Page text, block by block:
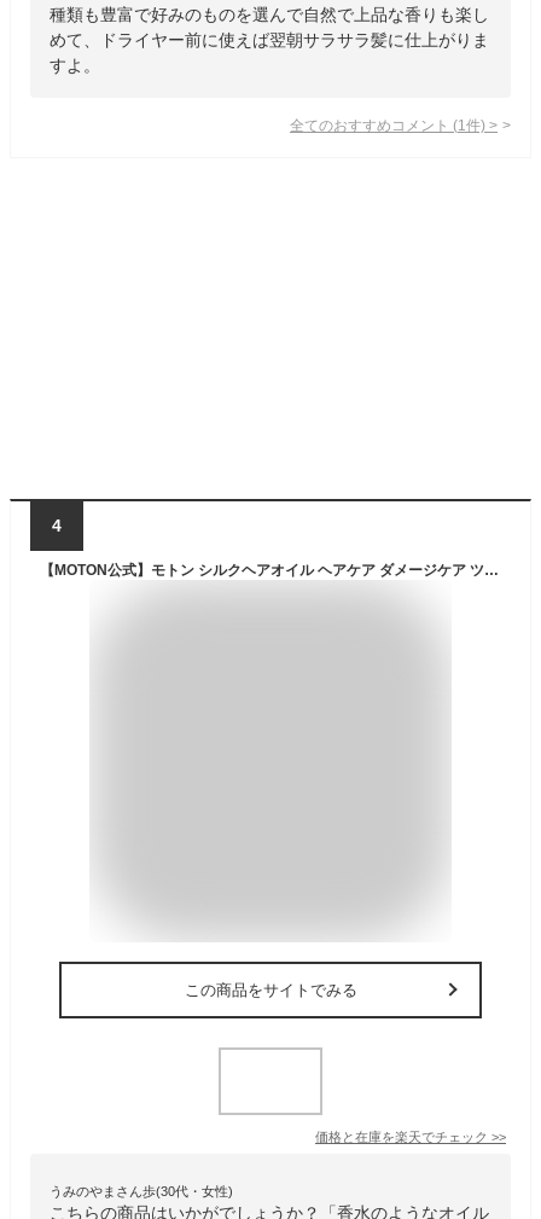
種類も豊富で好みのものを選んで自然で上品な香りも楽し
めて、ドライヤー前に使えば翌朝サラサラ髪に仕上がりま
すよ。
全てのおすすめコメント (1 件) >
4
【MOTON公式】モトン シルクヘアオイル ヘアケア ダメージケア ツヤ髪 ベタつかない うるおい 保湿 しっとり韓国コスメ 香水 フレグランス ギフトセット プレゼント
この商品をサイトでみる
価格と在庫を楽天でチェック >>
うみのやまさん歩(30代・女性)
こちらの商品はいかがでしょうか？「香水のようなオイル